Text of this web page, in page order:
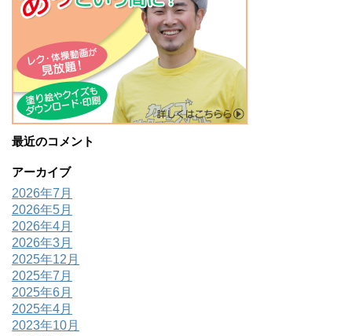
最近のコメント
アーカイブ
2026年7月
2026年5月
2026年4月
2026年3月
2025年12月
2025年7月
2025年6月
2025年4月
2023年10月